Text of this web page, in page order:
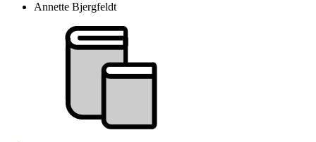
Annette Bjergfeldt